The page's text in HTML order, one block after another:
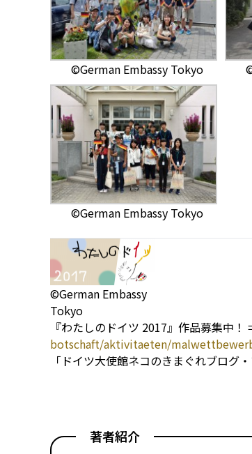
©German Embassy Tokyo
©German Embassy Tokyo
©German Embassy
Tokyo
『わたしのドイツ 2017』作品募集中
botschaft/aktivitaeten/
「ドイツ大使館ネコのきまぐれブログ
著者紹介